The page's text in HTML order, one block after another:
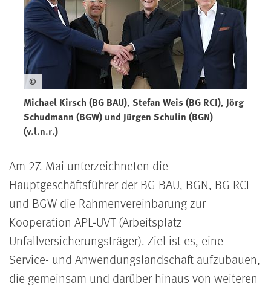
©
Michael Kirsch (BG BAU), Stefan Weis (BG RCI), Jörg
Schudmann (BGW) und Jürgen Schulin (BGN)
(v.l.n.r.)
Am 27. Mai unterzeichneten die
Hauptgeschäftsführer der BG BAU, BGN, BG RCI
und BGW die Rahmenvereinbarung zur
Kooperation APL-UVT (Arbeitsplatz
Unfallversicherungsträger). Ziel ist es, eine
Service- und Anwendungslandschaft aufzubauen,
die gemeinsam und darüber hinaus von weiteren